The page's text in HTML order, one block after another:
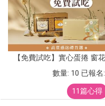
【免費試吃】實心蛋捲 窗
數量: 10 已報名
11篇心得